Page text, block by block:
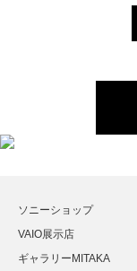
ソニーショップ
VAIO展示店
ギャラリーMITAKA